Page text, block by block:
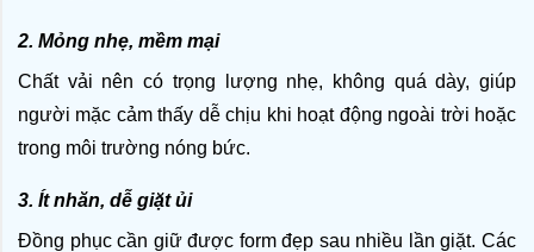
2. Mỏng nhẹ, mềm mại
Chất vải nên có trọng lượng nhẹ, không quá dày, giúp
người mặc cảm thấy dễ chịu khi hoạt động ngoài trời hoặc
trong môi trường nóng bức.
3. Ít nhăn, dễ giặt ủi
Đồng phục cần giữ được form đẹp sau nhiều lần giặt. Các